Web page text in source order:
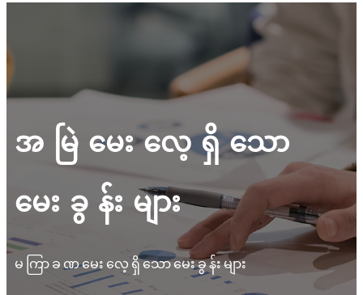
အမြဲမေးလေ့ရှိသော
မေးခွန်းများ
မကြာခဏမေးလေ့ရှိသောမေးခွန်းများ